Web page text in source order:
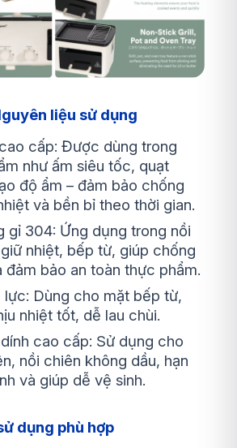
liệu sử dụng
cấp: Được dùng trong
như ấm siêu tốc, quạt
độ ẩm – đảm bảo chống
và bền bỉ theo thời gian.
gỉ 304: Ứng dụng trong nồi
nhiệt, bếp từ, giúp chống
đảm bảo an toàn thực phẩm.
lực: Dùng cho mặt bếp từ,
nhiệt tốt, dễ lau chùi.
cao cấp: Sử dụng cho
nồi chiên không dầu, hạn
và giúp dễ vệ sinh.
dụng phù hợp